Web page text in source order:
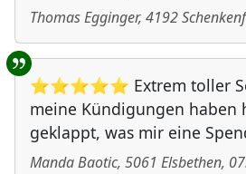
Thomas Egginger, 4192
⭐⭐⭐⭐⭐ Extrem toller
meine Kündigungen haben
geklappt, was mir eine
Manda Baotic, 5061 Elsbethen,